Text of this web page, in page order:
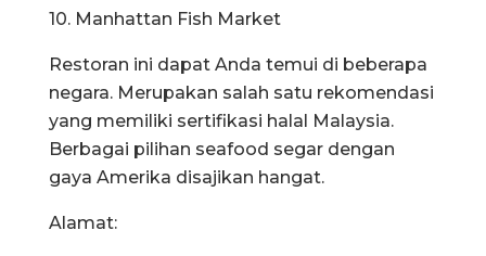
10. Manhattan Fish Market
Restoran ini dapat Anda temui di beberapa
negara. Merupakan salah satu rekomendasi
yang memiliki sertifikasi halal Malaysia.
Berbagai pilihan seafood segar dengan
gaya Amerika disajikan hangat.
Alamat: